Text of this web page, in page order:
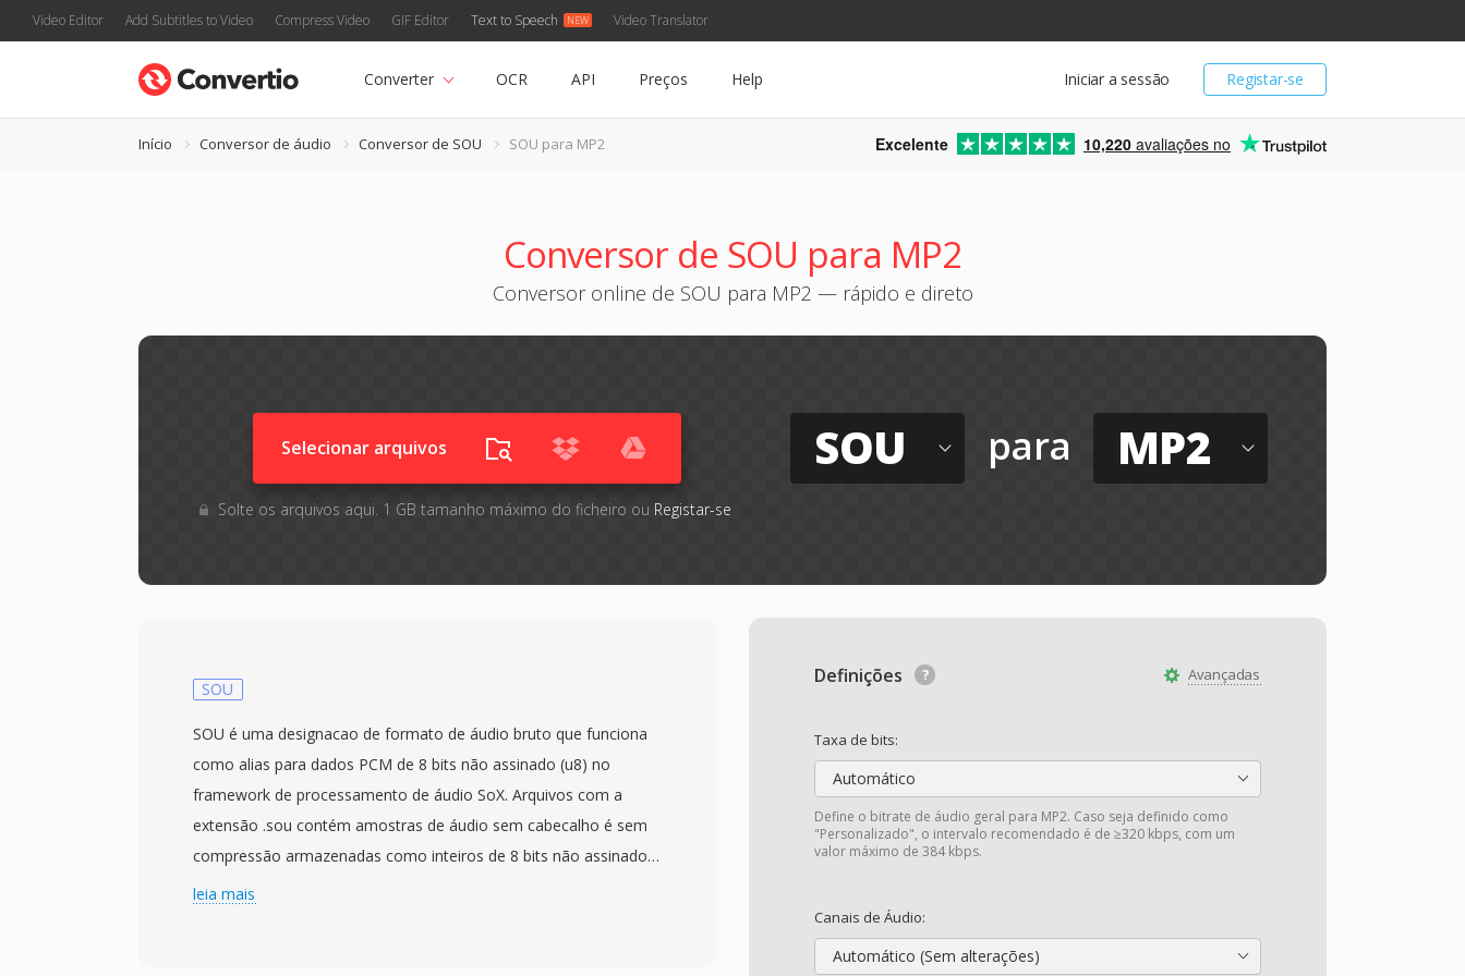
Video Editor Add Subtitles to Video Compress Video GIF Editor Text to Speech Video Translator
Registar-se
Iniciar a sessão
Converter OCR API Preços Help
Início Conversor de áudio Conversor de SOU SOU para MP2 Excelente 10,220 avaliações no
Conversor de SOU para MP2
Conversor online de SOU para MP2 — rápido e direto
Selecionar arquivos
Solte os arquivos aqui. 1 GB tamanho máximo do ficheiro ou Registar-se
SOU para MP2
Avançadas
Definições
Taxa de bits:
Automático
Define o bitrate de áudio geral para MP2. Caso seja definido como
"Personalizado", o intervalo recomendado é de ≥320 kbps, com um
valor máximo de 384 kbps.
Canais de Áudio:
Automático (Sem alterações)
SOU
SOU é uma designacao de formato de áudio bruto que funciona
como alias para dados PCM de 8 bits não assinado (u8) no
framework de processamento de áudio SoX. Arquivos com a
extensão .sou contém amostras de áudio sem cabecalho é sem
compressão armazenadas como inteiros de 8 bits não assinados
— cada byte representa um único valor de amplitude de 0 a 255,
leia mais